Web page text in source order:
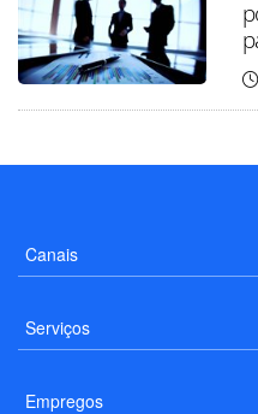
Canais
Serviços
Empregos